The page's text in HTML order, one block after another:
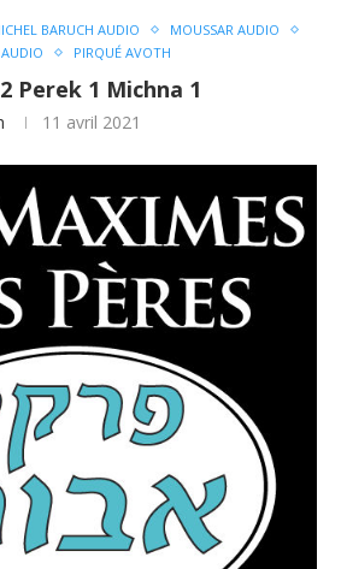
BARUCH AUDIO
MOUSSAR AUDIO
PIRQUÉ AVOTH
Perek 1 Michna 1
11 avril 2021